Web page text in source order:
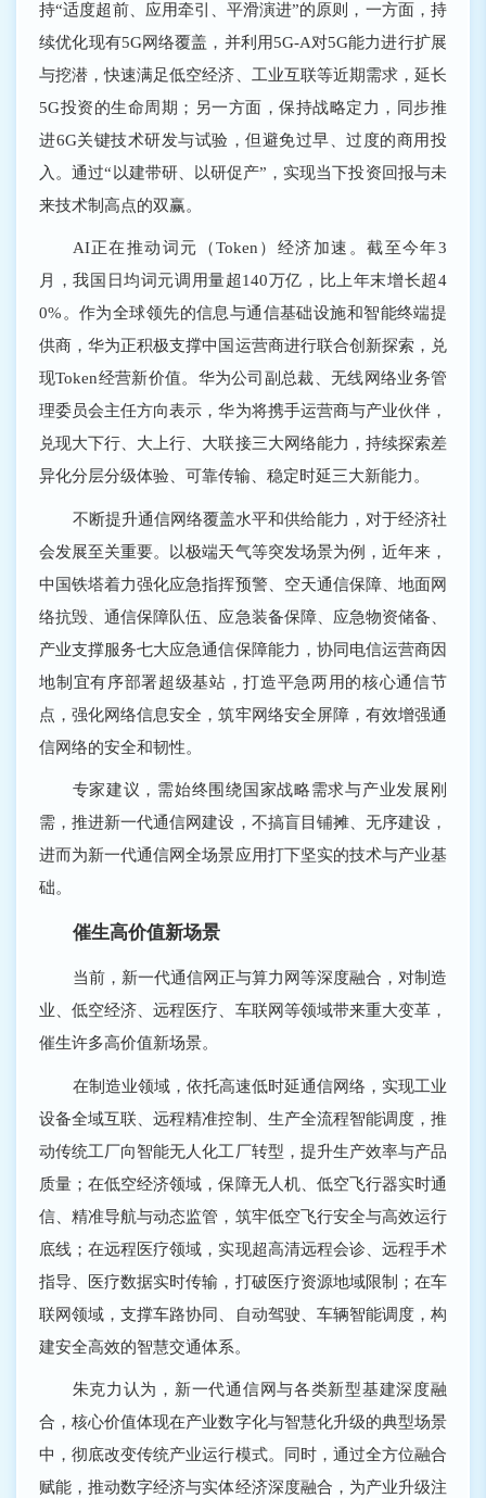
持“适度超前、应用牵引、平滑演进”的原则，一方面，持
续优化现有5G网络覆盖，并利用5G-A对5G能力进行扩展
与挖潜，快速满足低空经济、工业互联等近期需求，延长
5G投资的生命周期；另一方面，保持战略定力，同步推
进6G关键技术研发与试验，但避免过早、过度的商用投
入。通过“以建带研、以研促产”，实现当下投资回报与未
来技术制高点的双赢。
AI正在推动词元（Token）经济加速。截至今年3
月，我国日均词元调用量超140万亿，比上年末增长超4
0%。作为全球领先的信息与通信基础设施和智能终端提
供商，华为正积极支撑中国运营商进行联合创新探索，兑
现Token经营新价值。华为公司副总裁、无线网络业务管
理委员会主任方向表示，华为将携手运营商与产业伙伴，
兑现大下行、大上行、大联接三大网络能力，持续探索差
异化分层分级体验、可靠传输、稳定时延三大新能力。
不断提升通信网络覆盖水平和供给能力，对于经济社
会发展至关重要。以极端天气等突发场景为例，近年来，
中国铁塔着力强化应急指挥预警、空天通信保障、地面网
络抗毁、通信保障队伍、应急装备保障、应急物资储备、
产业支撑服务七大应急通信保障能力，协同电信运营商因
地制宜有序部署超级基站，打造平急两用的核心通信节
点，强化网络信息安全，筑牢网络安全屏障，有效增强通
信网络的安全和韧性。
专家建议，需始终围绕国家战略需求与产业发展刚
需，推进新一代通信网建设，不搞盲目铺摊、无序建设，
进而为新一代通信网全场景应用打下坚实的技术与产业基
础。
催生高价值新场景
当前，新一代通信网正与算力网等深度融合，对制造
业、低空经济、远程医疗、车联网等领域带来重大变革，
催生许多高价值新场景。
在制造业领域，依托高速低时延通信网络，实现工业
设备全域互联、远程精准控制、生产全流程智能调度，推
动传统工厂向智能无人化工厂转型，提升生产效率与产品
质量；在低空经济领域，保障无人机、低空飞行器实时通
信、精准导航与动态监管，筑牢低空飞行安全与高效运行
底线；在远程医疗领域，实现超高清远程会诊、远程手术
指导、医疗数据实时传输，打破医疗资源地域限制；在车
联网领域，支撑车路协同、自动驾驶、车辆智能调度，构
建安全高效的智慧交通体系。
朱克力认为，新一代通信网与各类新型基建深度融
合，核心价值体现在产业数字化与智慧化升级的典型场景
中，彻底改变传统产业运行模式。同时，通过全方位融合
赋能，推动数字经济与实体经济深度融合，为产业升级注